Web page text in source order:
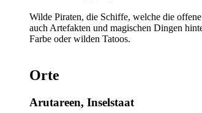
Wilde Piraten, die Schiffe, welche die
auch Artefakten und magischen Dingen
Farbe oder wilden Tatoos.
Orte
Arutareen, Inselstaat